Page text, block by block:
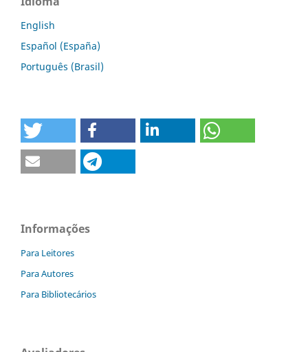
English
Español (España)
Português (Brasil)
Informações
Para Leitores
Para Autores
Para Bibliotecários